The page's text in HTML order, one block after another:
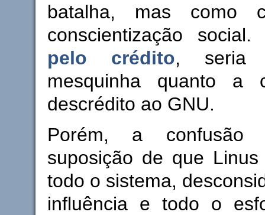
batalha, mas como
conscientização
pelo crédito, seria
mesquinha quanto a
descrédito ao GNU.
Porém, a confusão
suposição de que
todo o sistema,
influência e todo o